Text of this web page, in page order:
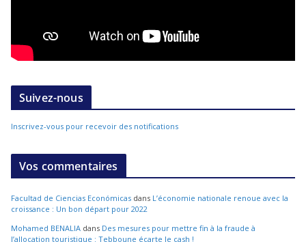
Suivez-nous
Inscrivez-vous pour recevoir des notifications
Vos commentaires
Facultad de Ciencias Económicas dans L’économie nationale renoue avec la
croissance : Un bon départ pour 2022
Mohamed BENALIA dans Des mesures pour mettre fin à la fraude à
l’allocation touristique : Tebboune écarte le cash !